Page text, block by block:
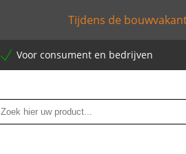
Tijdens de
Voor consument en bedrijven